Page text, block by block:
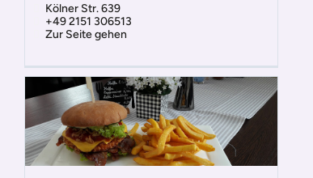
Kölner Str. 639
+49 2151 306513
Zur Seite gehen